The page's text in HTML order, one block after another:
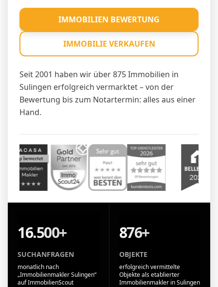
Seit 2001 haben wir über 875 Immobilien in
Sulingen erfolgreich vermarktet – von der
Bewertung bis zum Notartermin: alles aus einer
Hand.
IMMOBILIEN BEWERTUNG
IMMOBILIE VERKAUFEN
16.500+
SUCHANFRAGEN
monatlich nach
„Immobilienmakler Sulingen“
auf ImmobilienScout
876+
OBJEKTE
erfolgreich vermittelte
Objekte als etablierter
Immobilienmakler in Sulingen